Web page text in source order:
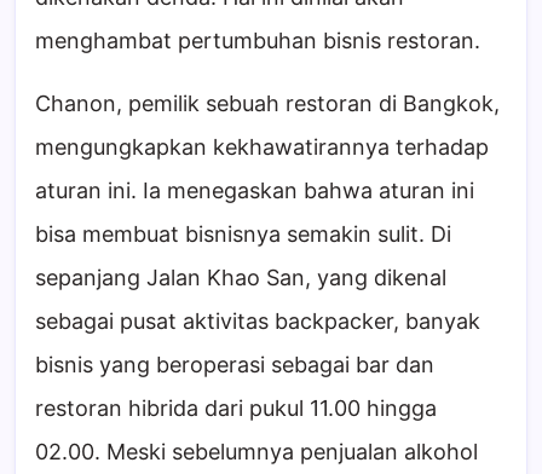
menghambat pertumbuhan bisnis restoran.
Chanon, pemilik sebuah restoran di Bangkok,
mengungkapkan kekhawatirannya terhadap
aturan ini. Ia menegaskan bahwa aturan ini
bisa membuat bisnisnya semakin sulit. Di
sepanjang Jalan Khao San, yang dikenal
sebagai pusat aktivitas backpacker, banyak
bisnis yang beroperasi sebagai bar dan
restoran hibrida dari pukul 11.00 hingga
02.00. Meski sebelumnya penjualan alkohol